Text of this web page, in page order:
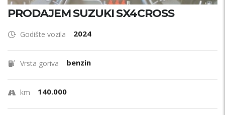
PRODAJEM SUZUKI SX4CROSS
Godište vozila 2024
Vrsta goriva benzin
km 140.000